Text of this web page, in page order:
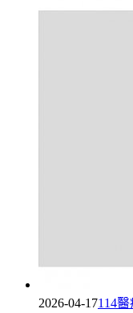
2026-04-17114